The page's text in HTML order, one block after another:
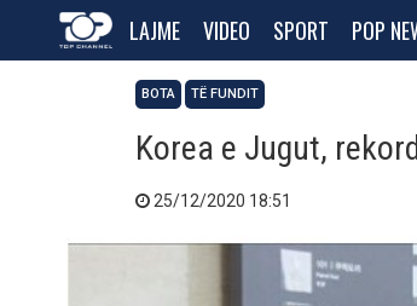
LAJME VIDEO SPORT POP
BOTA TË FUNDIT
Korea e Jugut,
25/12/2020 18:51